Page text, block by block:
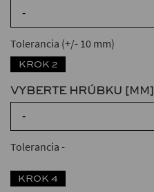
-
Tolerancia (+/- 10 mm)
KROK 2
VYBERTE HRÚBKU [MM]
-
Tolerancia -
KROK 4